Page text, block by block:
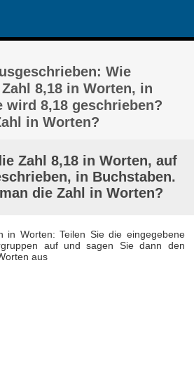
Wie
8,18 in Worten, in
wird 8,18 geschrieben?
in Worten?
Zahl 8,18 in Worten, auf
in Buchstaben.
die Zahl in Worten?
in Worten: Teilen Sie die eingegebene
auf und sagen Sie dann den
aus